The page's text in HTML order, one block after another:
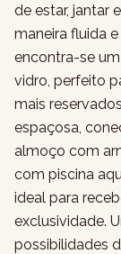
de estar, jantar
maneira fluida
encontra-se
vidro, perfeito
mais
espaçosa,
almoço com
com piscina
ideal para
exclusividade.
possibilidades